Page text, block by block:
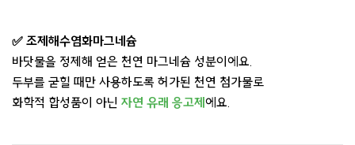
✅ 조제해수염화마그네슘
바닷물을 정제해 얻은 천연 마그네슘 성분이에요.
두부를 굳힐 때만 사용하도록 허가된 천연 첨가물로
화학적 합성품이 아닌 자연 유래 응고제 에요.